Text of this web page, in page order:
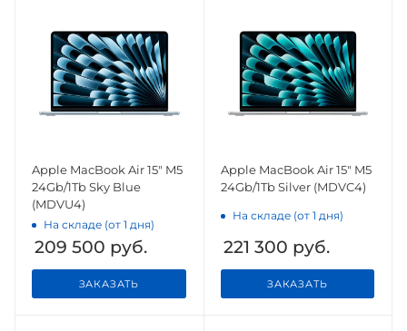
Apple MacBook Air 15" M5
24Gb/1Tb Sky Blue
(MDVU4)
На складе (от 1 дня)
209 500 руб.
ЗАКАЗАТЬ
Apple MacBook Air 15" M5
24Gb/1Tb Silver (MDVC4)
На складе (от 1 дня)
221 300 руб.
ЗАКАЗАТЬ